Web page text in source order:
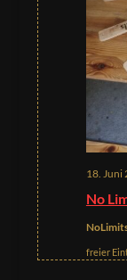
No
18. Juni
freier